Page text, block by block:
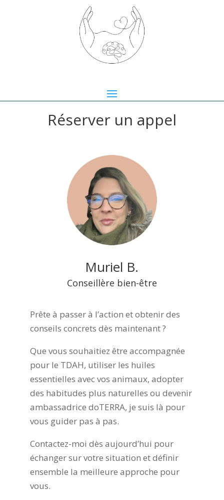
Réserver un appel
Muriel B.
Conseillère bien-être
Prête à passer à l’action et obtenir des
conseils concrets dès maintenant ?
Que vous souhaitiez être accompagnée
pour le TDAH, utiliser les huiles
essentielles avec vos animaux, adopter
des habitudes plus naturelles ou devenir
ambassadrice doTERRA, je suis là pour
vous guider pas à pas.
Contactez-moi dès aujourd’hui pour
échanger sur votre situation et définir
ensemble la meilleure approche pour
vous.